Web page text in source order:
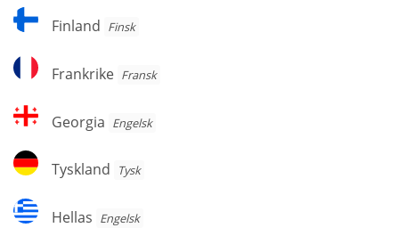
Finland
Finland Finsk
Frankrike
Frankrike Fransk
Georgia
Georgia Engelsk
Tyskland
Tyskland Tysk
Hellas
Hellas Engelsk